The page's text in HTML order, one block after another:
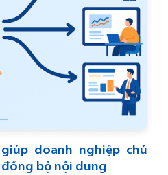
doanh nghiệp chủ
bộ nội dung